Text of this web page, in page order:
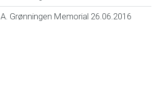
A. Grønningen Memorial 26.06.2016